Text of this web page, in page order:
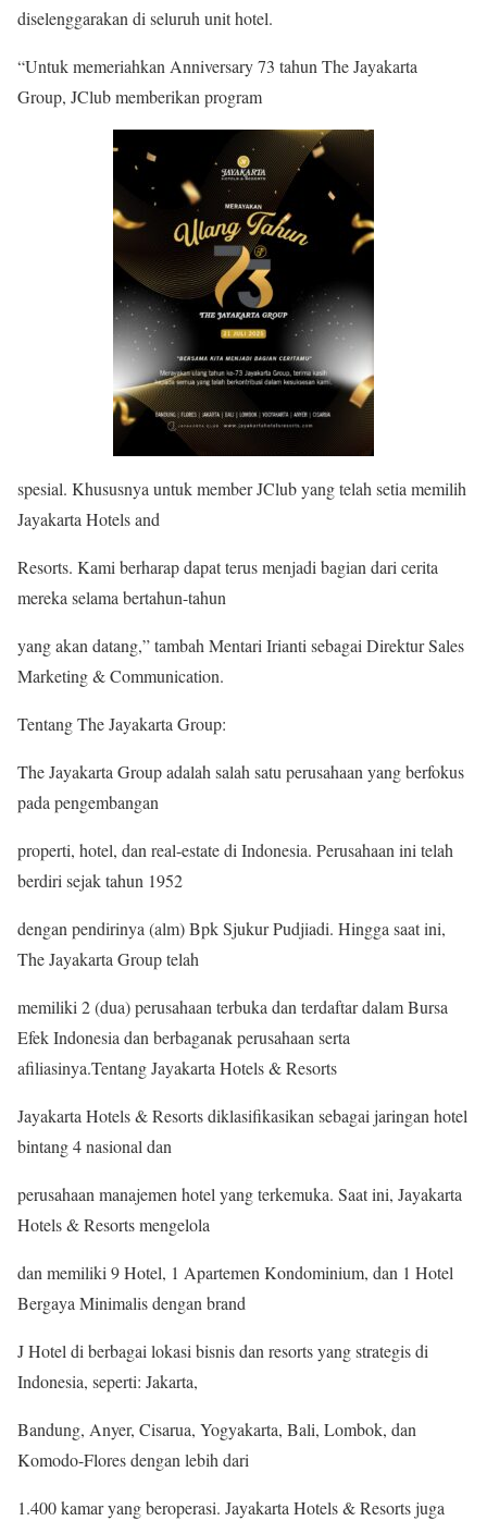
diselenggarakan di seluruh unit hotel.
“Untuk memeriahkan Anniversary 73 tahun The Jayakarta
Group, JClub memberikan program
spesial. Khususnya untuk member JClub yang telah setia memilih
Jayakarta Hotels and
Resorts. Kami berharap dapat terus menjadi bagian dari cerita
mereka selama bertahun-tahun
yang akan datang,” tambah Mentari Irianti sebagai Direktur Sales
Marketing & Communication.
Tentang The Jayakarta Group:
The Jayakarta Group adalah salah satu perusahaan yang berfokus
pada pengembangan
properti, hotel, dan real-estate di Indonesia. Perusahaan ini telah
berdiri sejak tahun 1952
dengan pendirinya (alm) Bpk Sjukur Pudjiadi. Hingga saat ini,
The Jayakarta Group telah
memiliki 2 (dua) perusahaan terbuka dan terdaftar dalam Bursa
Efek Indonesia dan berbaganak perusahaan serta
afiliasinya.Tentang Jayakarta Hotels & Resorts
Jayakarta Hotels & Resorts diklasifikasikan sebagai jaringan hotel
bintang 4 nasional dan
perusahaan manajemen hotel yang terkemuka. Saat ini, Jayakarta
Hotels & Resorts mengelola
dan memiliki 9 Hotel, 1 Apartemen Kondominium, dan 1 Hotel
Bergaya Minimalis dengan brand
J Hotel di berbagai lokasi bisnis dan resorts yang strategis di
Indonesia, seperti: Jakarta,
Bandung, Anyer, Cisarua, Yogyakarta, Bali, Lombok, dan
Komodo-Flores dengan lebih dari
1.400 kamar yang beroperasi. Jayakarta Hotels & Resorts juga